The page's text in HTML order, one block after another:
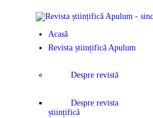
Acasă
Revista științifică Apulum
Despre revistă
Despre revista
științifică